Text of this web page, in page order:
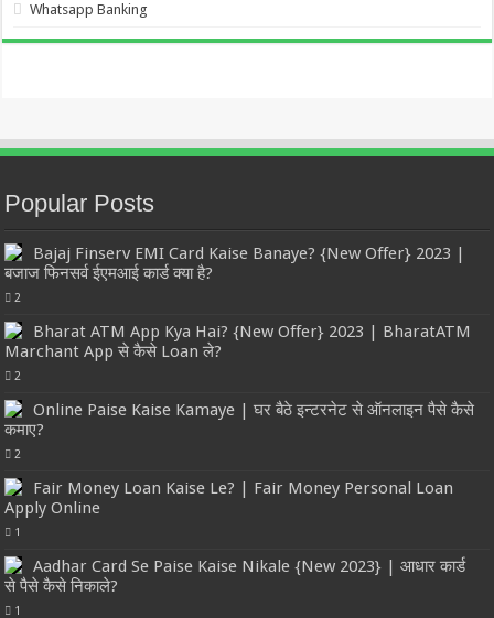
Whatsapp Banking
Popular Posts
Bajaj Finserv EMI Card Kaise Banaye? {New Offer} 2023 |
बजाज फिनसर्व ईएमआई कार्ड क्या है?
2
Bharat ATM App Kya Hai? {New Offer} 2023 | BharatATM
Marchant App से कैसे Loan ले?
2
Online Paise Kaise Kamaye | घर बैठे इन्टरनेट से ऑनलाइन पैसे कैसे
कमाए?
2
Fair Money Loan Kaise Le? | Fair Money Personal Loan
Apply Online
1
Aadhar Card Se Paise Kaise Nikale {New 2023} | आधार कार्ड
से पैसे कैसे निकाले?
1